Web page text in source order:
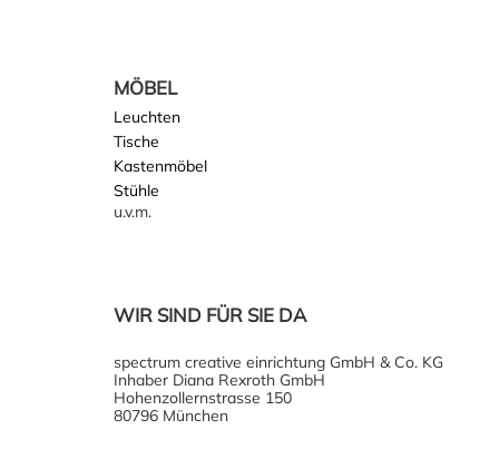
MÖBEL
Leuchten
Tische
Kastenmöbel
Stühle
u.v.m.
WIR SIND FÜR SIE DA
spectrum creative einrichtung GmbH & Co. KG
Inhaber Diana Rexroth GmbH
Hohenzollernstrasse 150
80796 München